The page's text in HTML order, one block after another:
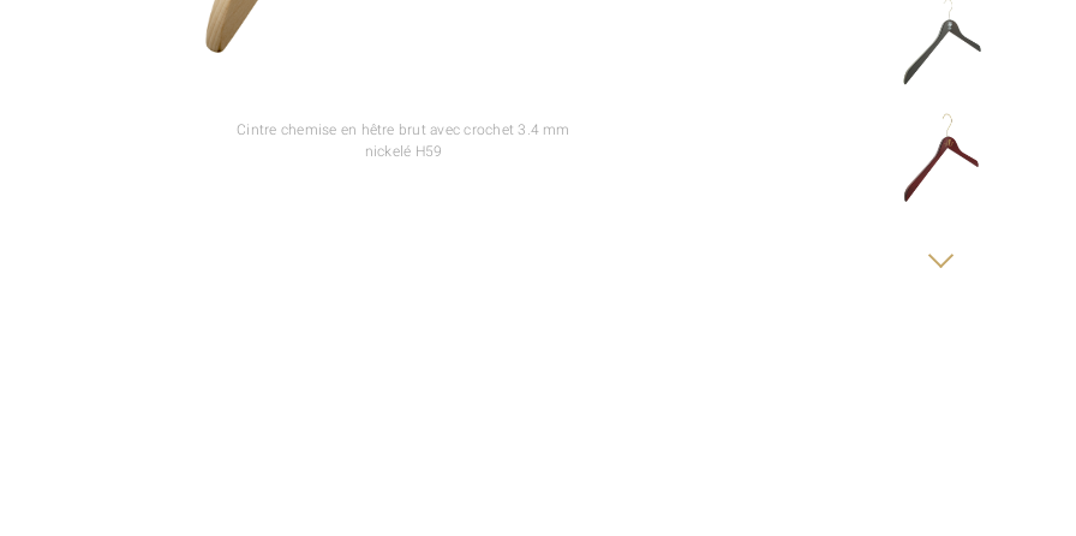
Cintre chemise en hêtre brut avec crochet 3.4 mm
nickelé H59